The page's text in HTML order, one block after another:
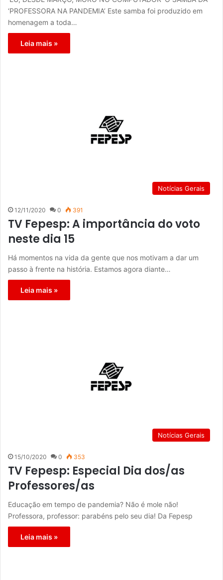
‘PROFESSORA NA PANDEMIA’ Este samba foi produzido em
homenagem a toda…
Leia mais »
Notícias Gerais
12/11/2020 0 391
TV Fepesp: A importância do voto
neste dia 15
Há momentos na vida da gente que nos motivam a dar um
passo à frente na história. Estamos agora diante…
Leia mais »
Notícias Gerais
15/10/2020 0 353
TV Fepesp: Especial Dia dos/as
Professores/as
Educação em tempo de pandemia? Não é mole não!
Professora, professor: parabéns pelo seu dia! Da Fepesp
Leia mais »